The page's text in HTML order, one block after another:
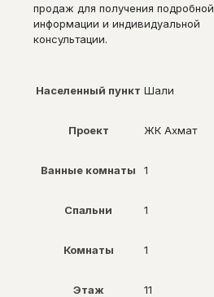
продаж для получения подробной
информации и индивидуальной
консультации.
Населенный пункт Шали
Проект ЖК Ахмат
Ванные комнаты 1
Спальни 1
Комнаты 1
Этаж 11